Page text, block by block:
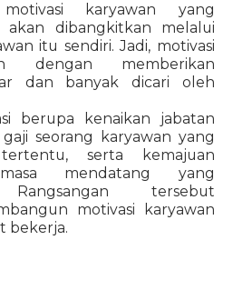
karyawan yang
dibangkitkan melalui
itu sendiri. Jadi, motivasi
dengan memberikan
dan banyak dicari oleh
berupa kenaikan jabatan
seorang karyawan yang
serta kemajuan
mendatang yang
Rangsangan tersebut
motivasi karyawan
bekerja.